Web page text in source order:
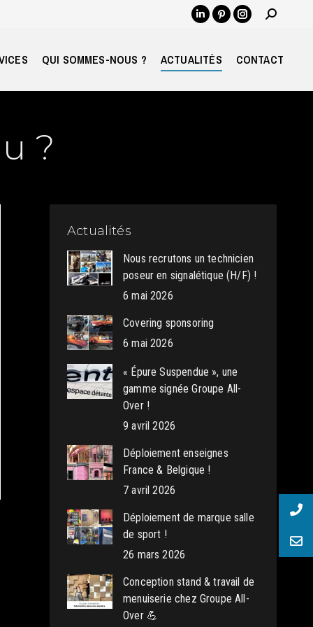
LinkedIn
opens
new
Pinterest
opens
new
Instagram
opens
new
Recherche
QUI SOMMES-NOUS ? ACTUALITÉS CONTACT
?
Actualités
Nous recrutons un technicien
poseur en signalétique (H/F) !
6 mai 2026
Covering sponsoring
6 mai 2026
« Épure Suspendue », une
gamme signée Groupe All-
Over !
9 avril 2026
Déploiement enseignes
France & Belgique !
7 avril 2026
Déploiement de marque salle
de sport !
26 mars 2026
Conception stand & travail de
menuiserie chez Groupe All-
Over 💪